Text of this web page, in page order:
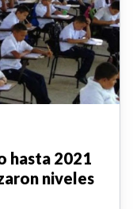
hasta 2021
niveles